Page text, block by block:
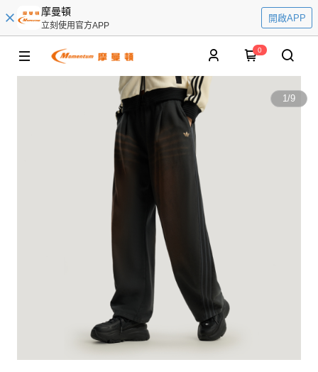
摩曼頓
立刻使用官方APP
開啟APP
0
1/9